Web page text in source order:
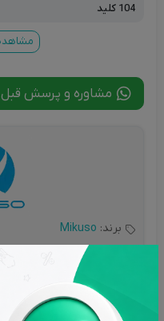
104 کلید
مشاوره و پرسش قبل
برند: Mikuso
شناسه محصول:
گارانتی اصالت و
تاریخ به روز رسانی: